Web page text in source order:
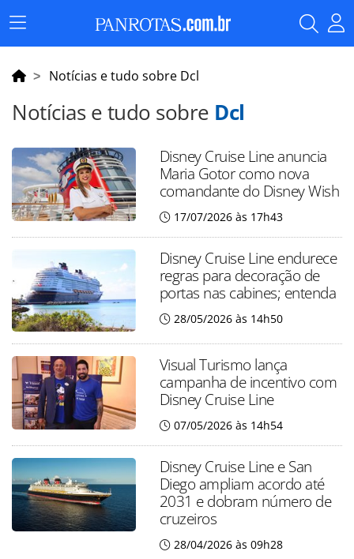
Menu
Principal
Notícias e tudo sobre Dcl
Notícias e tudo sobre Dcl
Disney Cruise Line anuncia
Maria Gotor como nova
comandante do Disney Wish
17/07/2026 às 17h43
Disney Cruise Line endurece
regras para decoração de
portas nas cabines; entenda
28/05/2026 às 14h50
Visual Turismo lança
campanha de incentivo com
Disney Cruise Line
07/05/2026 às 14h54
Disney Cruise Line e San
Diego ampliam acordo até
2031 e dobram número de
cruzeiros
28/04/2026 às 09h28